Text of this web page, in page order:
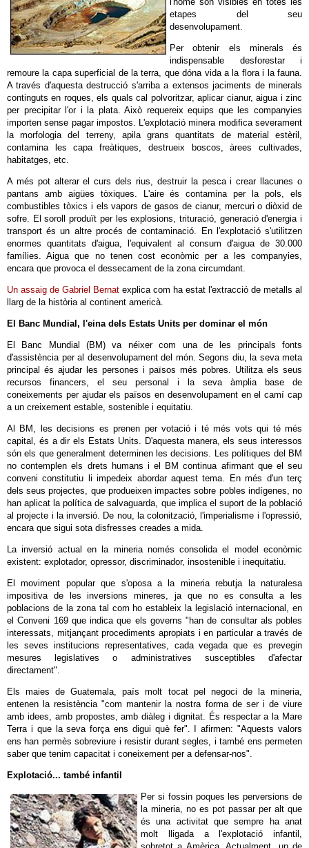
etapes del seu
desenvolupament.
Per obtenir els minerals és
indispensable desforestar i
remoure la capa superficial de la terra, que dóna vida a la flora i la fauna.
A través d'aquesta destrucció s'arriba a extensos jaciments de minerals
continguts en roques, els quals cal polvoritzar, aplicar cianur, aigua i zinc
per precipitar l'or i la plata. Això requereix equips que les companyies
importen sense pagar impostos. L'explotació minera modifica severament
la morfologia del terreny, apila grans quantitats de material estèril,
contamina les capa freàtiques, destrueix boscos, àrees cultivades,
habitatges, etc.
A més pot alterar el curs dels rius, destruir la pesca i crear llacunes o
pantans amb aigües tòxiques. L'aire és contamina per la pols, els
combustibles tòxics i els vapors de gasos de cianur, mercuri o diòxid de
sofre. El soroll produït per les explosions, trituració, generació d'energia i
transport és un altre procés de contaminació. En l'explotació s'utilitzen
enormes quantitats d'aigua, l'equivalent al consum d'aigua de 30.000
famílies. Aigua que no tenen cost econòmic per a les companyies,
encara que provoca el dessecament de la zona circumdant.
Un assaig de Gabriel Bernat explica com ha estat l'extracció de metalls al
llarg de la història al continent americà.
El Banc Mundial, l'eina dels Estats Units per dominar el món
El Banc Mundial (BM) va néixer com una de les principals fonts
d'assistència per al desenvolupament del món. Segons diu, la seva meta
principal és ajudar les persones i països més pobres. Utilitza els seus
recursos financers, el seu personal i la seva àmplia base de
coneixements per ajudar els països en desenvolupament en el camí cap
a un creixement estable, sostenible i equitatiu.
Al BM, les decisions es prenen per votació i té més vots qui té més
capital, és a dir els Estats Units. D'aquesta manera, els seus interessos
són els que generalment determinen les decisions. Les polítiques del BM
no contemplen els drets humans i el BM continua afirmant que el seu
conveni constitutiu li impedeix abordar aquest tema. En més d'un terç
dels seus projectes, que produeixen impactes sobre pobles indígenes, no
han aplicat la política de salvaguarda, que implica el suport de la població
al projecte i la inversió. De nou, la colonització, l'imperialisme i l'opressió,
encara que sigui sota disfresses creades a mida.
La inversió actual en la mineria només consolida el model econòmic
existent: explotador, opressor, discriminador, insostenible i inequitatiu.
El moviment popular que s'oposa a la mineria rebutja la naturalesa
impositiva de les inversions mineres, ja que no es consulta a les
poblacions de la zona tal com ho estableix la legislació internacional, en
el Conveni 169 que indica que els governs "han de consultar als pobles
interessats, mitjançant procediments apropiats i en particular a través de
les seves institucions representatives, cada vegada que es prevegin
mesures legislatives o administratives susceptibles d'afectar
directament".
Els maies de Guatemala, país molt tocat pel negoci de la mineria,
entenen la resistència "com mantenir la nostra forma de ser i de viure
amb idees, amb propostes, amb diàleg i dignitat. És respectar a la Mare
Terra i que la seva força ens digui què fer". I afirmen: "Aquests valors
ens han permès sobreviure i resistir durant segles, i també ens permeten
saber que tenim capacitat i coneixement per a defensar-nos".
Explotació... també infantil
Per si fossin poques les perversions de
la mineria, no es pot passar per alt que
és una activitat que sempre ha anat
molt lligada a l'explotació infantil,